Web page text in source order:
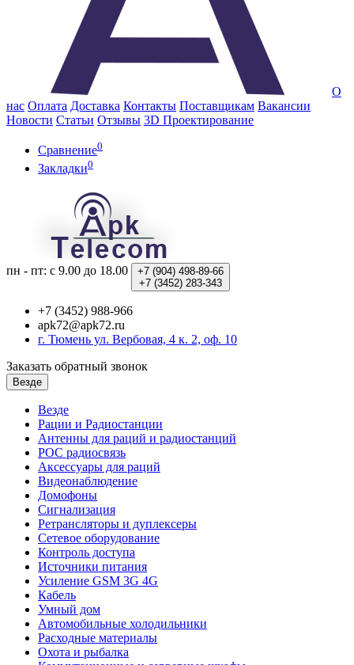
О
нас Оплата Доставка Контакты Поставщикам Вакансии
Новости Статьи Отзывы 3D Проектирование
Сравнение0
Закладки0
пн - пт: с 9.00 до 18.00 +7 (904) 498-89-66
+7 (3452) 283-343
+7 (3452) 988-966
apk72@apk72.ru
г. Тюмень ул. Вербовая, 4 к. 2, оф. 10
Заказать обратный звонок
Везде
Везде
Рации и Радиостанции
Антенны для раций и радиостанций
POC радиосвязь
Аксессуары для раций
Видеонаблюдение
Домофоны
Сигнализация
Ретрансляторы и дуплексеры
Сетевое оборудование
Контроль доступа
Источники питания
Усиление GSM 3G 4G
Кабель
Умный дом
Автомобильные холодильники
Расходные материалы
Охота и рыбалка